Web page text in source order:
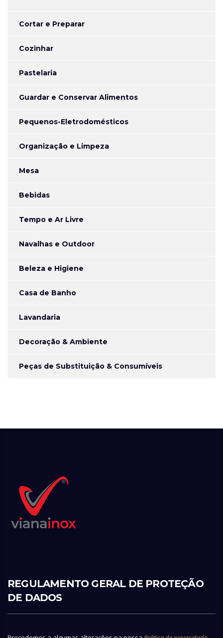
Cortar e Preparar
Cozinhar
Pastelaria
Guardar e Conservar Alimentos
Pequenos-Eletrodomésticos
Organização e Limpeza
Mesa
Bebidas
Tempo e Ar Livre
Navalhas e Outdoor
Beleza e Higiene
Casa de Banho
Lavandaria
Decoração & Ambiente
Peças de Substituição & Consumíveis
REGULAMENTO GERAL DE PROTEÇÃO
DE DADOS